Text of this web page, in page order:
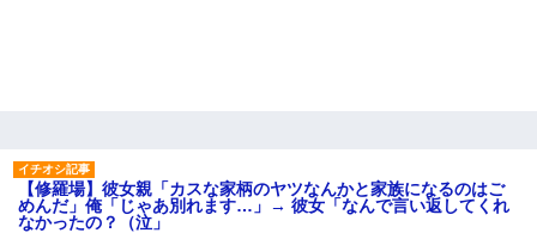
【修羅場】彼女親「カスな家柄のヤツなんかと家族になるのはご
めんだ」俺「じゃあ別れます…」→ 彼女「なんで言い返してくれ
なかったの？（泣」